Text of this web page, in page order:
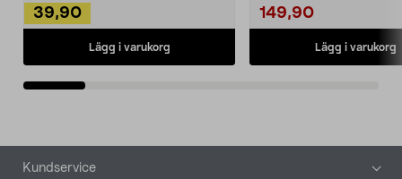
39,90
Lägg i varukorg
149,90
Lägg i varukorg
Sidfot
Kundservice